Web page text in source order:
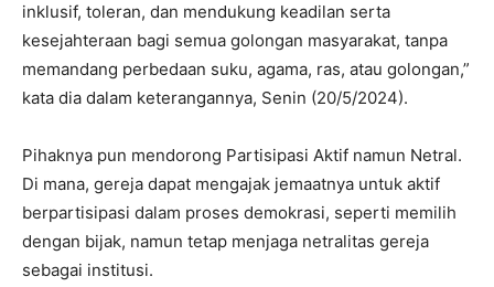
inklusif, toleran, dan mendukung keadilan serta
kesejahteraan bagi semua golongan masyarakat, tanpa
memandang perbedaan suku, agama, ras, atau golongan,”
kata dia dalam keterangannya, Senin (20/5/2024).
Pihaknya pun mendorong Partisipasi Aktif namun Netral.
Di mana, gereja dapat mengajak jemaatnya untuk aktif
berpartisipasi dalam proses demokrasi, seperti memilih
dengan bijak, namun tetap menjaga netralitas gereja
sebagai institusi.